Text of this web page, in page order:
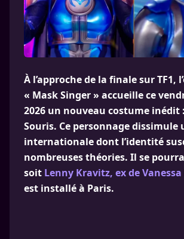
À l’approche de la finale sur TF1,
« Mask Singer » accueille ce
2026 un nouveau costume inédit
Souris. Ce personnage dissimule
internationale dont l’identité
nombreuses théories. Il se
soit Lenny Kravitz, ex de
est installé à Paris.